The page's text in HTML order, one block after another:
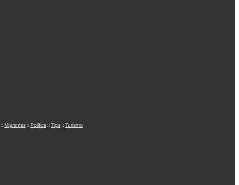
:: Migrantes :: Política :: Tips :: Turismo